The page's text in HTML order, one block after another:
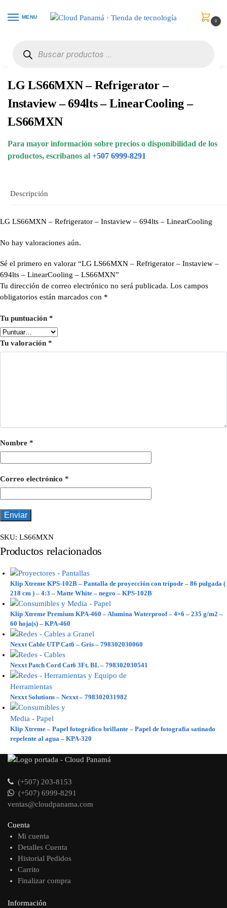
MENU
0
LG LS66MXN – Refrigerator –
Instaview – 694lts – LinearCooling –
LS66MXN
Para mayor información sobre precios o disponibilidad de los
productos, escribanos al +507 6999-8291
Descripción
LG LS66MXN – Refrigerator – Instaview – 694lts – LinearCooling
No hay valoraciones aún.
Sé el primero en valorar “LG LS66MXN – Refrigerator – Instaview –
694lts – LinearCooling – LS66MXN”
Tu dirección de correo electrónico no será publicada. Los campos
obligatorios están marcados con *
Tu puntuación *
Tu valoración *
Nombre *
Correo electrónico *
SKU: LS66MXN
Productos relacionados
Klip Xtreme KPS-102B – Pantalla de proyección con trípode – 86 pulgada (
218 cm ) – 4:3 – Matte White – negro – KPS-102B
Klip Xtreme Premium KPA-460 – Alumina Waterproof – 4×6 – 235 g/m2 –
60 hoja(s) – KPA-460
Nexxt Cable UTP Cat6 – Gris – 798302030060
Nexxt Patch Cord Cat6 3Ft. BL – 798302030541
Nexxt Solutions – Nexxt – 798302031982
Klip Xtreme – Papel fotográfico brillante – Papel de fotografía satinado
repelente al agua – KPA-320
(+507) 203-8153
(+507) 6999-8291
ventas@cloudpanama.com
Cuenta
Mi cuenta
Detalles Cuenta
Historial Pedidos
Carrito
Finalizar compra
Información